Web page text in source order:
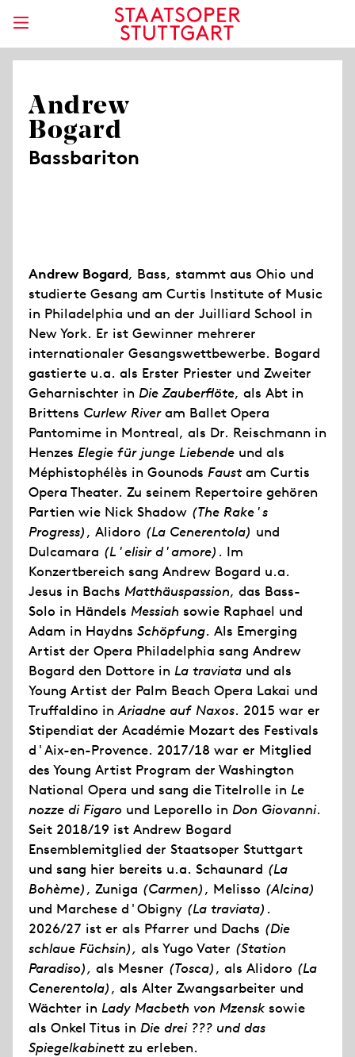
Andrew
Bogard
Bassbariton
Andrew Bogard, Bass, stammt aus Ohio und
studierte Gesang am Curtis Institute of Music
in Philadelphia und an der Juilliard School in
New York. Er ist Gewinner mehrerer
internationaler Gesangswettbewerbe. Bogard
gastierte u.a. als Erster Priester und Zweiter
Geharnischter in Die Zauberflöte, als Abt in
Brittens Curlew Riveram Ballet Opera
Pantomime in Montreal, als Dr. Reischmann in
Henzes Elegie für junge Liebende und als
Méphistophélès in Gounods Faustam Curtis
Opera Theater. Zu seinem Repertoire gehören
Partien wie Nick Shadow (The Rake's
Progress), Alidoro (La Cenerentola) und
Dulcamara (L'elisir d'amore) . Im
Konzertbereich sang Andrew Bogard u.a.
Jesus in Bachs Matthäuspassion, das Bass-
Solo in Händels Messiah sowie Raphael und
Adam in Haydns Schöpfung. Als Emerging
Artist der Opera Philadelphia sang Andrew
Bogard den Dottore in La traviata und als
Young Artist der Palm Beach Opera Lakai und
Truffaldino inAriadne auf Naxos. 2015 war er
Stipendiat der Académie Mozart des Festivals
d'Aix-en-Provence. 2017/18 war er Mitglied
des Young Artist Program der Washington
National Opera und sang die Titelrolle in Le
nozze di Figaro und Leporello in Don Giovanni.
Seit 2018/19 ist Andrew Bogard
Ensemblemitglied der Staatsoper Stuttgart
und sang hier bereits u.a. Schaunard (La
Bohème), Zuniga (Carmen), Melisso (Alcina)
und Marchese d'Obigny (La traviata) .
2026/27 ist er als Pfarrer und Dachs (Die
schlaue Füchsin), als Yugo Vater (Station
Paradiso), als Mesner (Tosca), als Alidoro (La
Cenerentola), als Alter Zwangsarbeiter und
Wächter in Lady Macbeth von Mzensk sowie
als Onkel Titus in Die drei ??? und das
Spiegelkabinettzu erleben.